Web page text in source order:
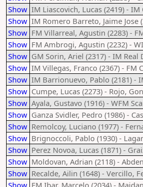
Show IM Liascovich, Lucas (2419) -
Show IM Romero Barreto, Jaime Jose
Show FM Villarreal, Agustin (2283) -
Show FM Ambrogi, Agustin (2232) -
Show GM Sorin, Ariel (2317) - IM Real
Show IM Villegas, Franco (2367) - FM
Show IM Barrionuevo, Pablo (2181) -
Show Cumpe, Lucas (2273) - Rojo,
Show Ayala, Gustavo (1916) - WFM
Show Ganza Svidler, Pedro (1986) -
Show Remolcoy, Luciano (1977) -
Show Brignoccoli, Pablo (1930) -
Show Perez Novoa, Lucas (1871) -
Show Moldovan, Adrian (2118) -
Show Recalde, Ailin (1648) - Vercillo,
Show FM Ibar, Marcelo (2034) -